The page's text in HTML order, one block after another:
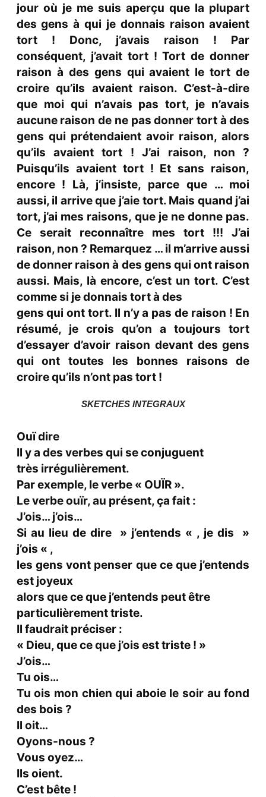
jour où je me suis aperçu que la plupart
des gens à qui je donnais raison avaient
tort ! Donc, j’avais raison ! Par
conséquent, j’avait tort ! Tort de donner
raison à des gens qui avaient le tort de
croire qu’ils avaient raison. C’est-à-dire
que moi qui n’avais pas tort, je n’avais
aucune raison de ne pas donner tort à des
gens qui prétendaient avoir raison, alors
qu’ils avaient tort ! J’ai raison, non ?
Puisqu’ils avaient tort ! Et sans raison,
encore ! Là, j’insiste, parce que … moi
aussi, il arrive que j’aie tort. Mais quand j’ai
tort, j’ai mes raisons, que je ne donne pas.
Ce serait reconnaître mes tort !!! J’ai
raison, non ? Remarquez … il m’arrive aussi
de donner raison à des gens qui ont raison
aussi. Mais, là encore, c’est un tort. C’est
comme si je donnais tort à des
gens qui ont tort. Il n’y a pas de raison ! En
résumé, je crois qu’on a toujours tort
d’essayer d’avoir raison devant des gens
qui ont toutes les bonnes raisons de
croire qu’ils n’ont pas tort !
SKETCHES INTEGRAUX
Ouï dire
Il y a des verbes qui se conjuguent
très irrégulièrement.
Par exemple, le verbe « OUÏR ».
Le verbe ouïr, au présent, ça fait :
J’ois… j’ois…
Si au lieu de dire » j’entends « , je dis »
j’ois « ,
les gens vont penser que ce que j’entends
est joyeux
alors que ce que j’entends peut être
particulièrement triste.
Il faudrait préciser :
« Dieu, que ce que j’ois est triste ! »
J’ois…
Tu ois…
Tu ois mon chien qui aboie le soir au fond
des bois ?
Il oit…
Oyons-nous ?
Vous oyez…
Ils oient.
C’est bête !